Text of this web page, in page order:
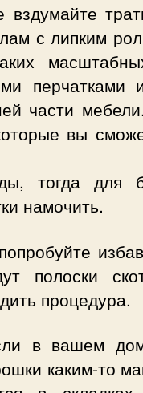
с липким
перчатками
части
вы
тогда для
намочить.
полоски
процедура.
в вашем
каким-то